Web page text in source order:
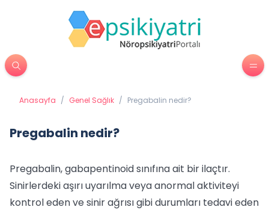
Anasayfa / Genel Sağlık / Pregabalin nedir?
Pregabalin nedir?
Pregabalin, gabapentinoid sınıfına ait bir ilaçtır.
Sinirlerdeki aşırı uyarılma veya anormal aktiviteyi
kontrol eden ve sinir ağrısı gibi durumları tedavi eden